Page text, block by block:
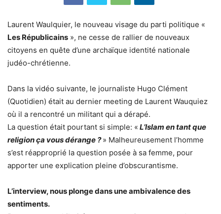
Laurent Waulquier, le nouveau visage du parti politique «
Les Républicains », ne cesse de rallier de nouveaux
citoyens en quête d’une archaïque identité nationale
judéo-chrétienne.
Dans la vidéo suivante, le journaliste Hugo Clément
(Quotidien) était au dernier meeting de Laurent Wauquiez
où il a rencontré un militant qui a dérapé.
La question était pourtant si simple: « L’Islam en tant que
religion ça vous dérange ? » Malheureusement l’homme
s’est réapproprié la question posée à sa femme, pour
apporter une explication pleine d’obscurantisme.
L’interview, nous plonge dans une ambivalence des
sentiments.